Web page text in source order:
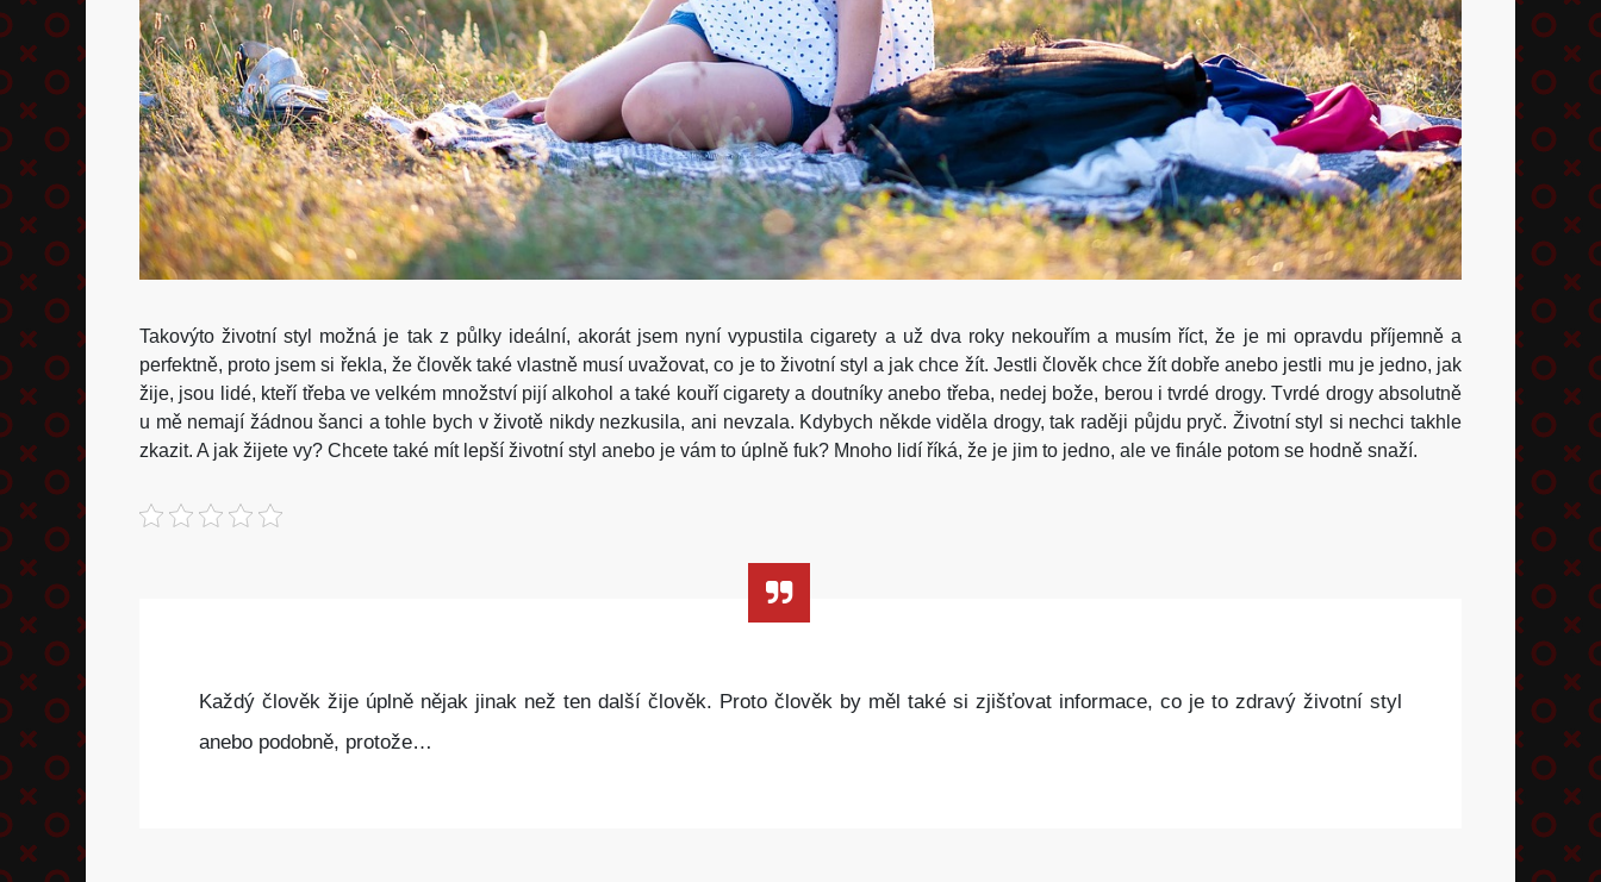
Takovýto životní styl možná je tak z půlky ideální, akorát jsem nyní vypustila cigarety a už dva roky nekouřím a musím říct, že je mi opravdu příjemně a
perfektně, proto jsem si řekla, že člověk také vlastně musí uvažovat, co je to životní styl a jak chce žít. Jestli člověk chce žít dobře anebo jestli mu je jedno, jak
žije, jsou lidé, kteří třeba ve velkém množství pijí alkohol a také kouří cigarety a doutníky anebo třeba, nedej bože, berou i tvrdé drogy. Tvrdé drogy absolutně
u mě nemají žádnou šanci a tohle bych v životě nikdy nezkusila, ani nevzala. Kdybych někde viděla drogy, tak raději půjdu pryč. Životní styl si nechci takhle
zkazit. A jak žijete vy? Chcete také mít lepší životní styl anebo je vám to úplně fuk? Mnoho lidí říká, že je jim to jedno, ale ve finále potom se hodně snaží.
Každý člověk žije úplně nějak jinak než ten další člověk. Proto člověk by měl také si zjišťovat informace, co je to zdravý životní styl
anebo podobně, protože…